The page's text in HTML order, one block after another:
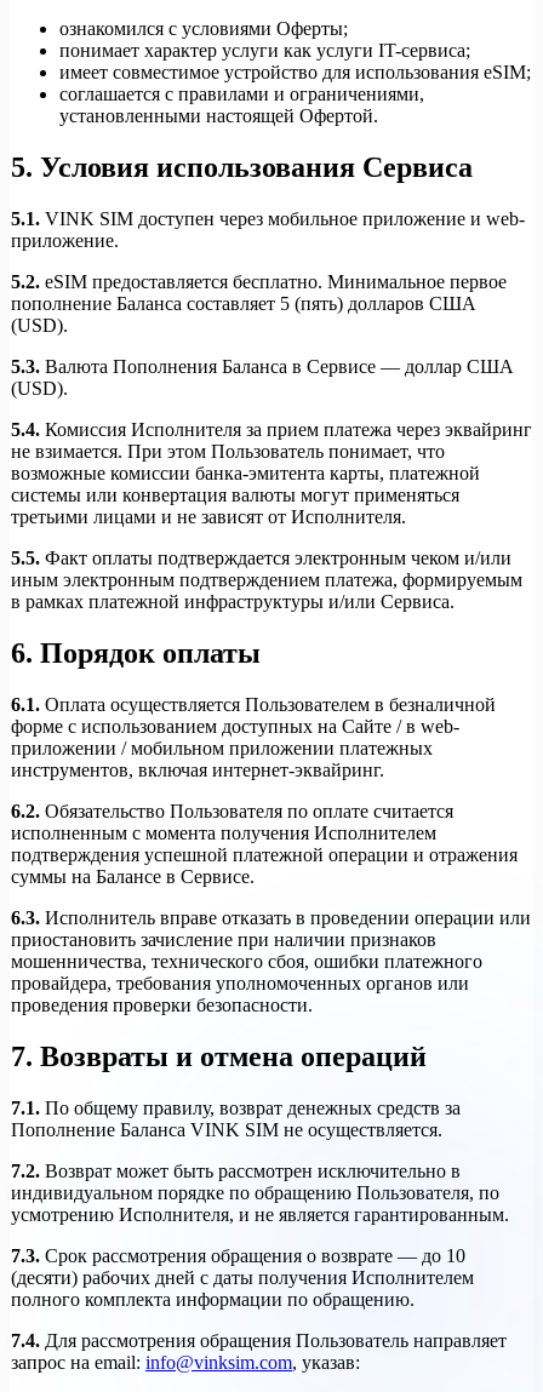
ознакомился с условиями Оферты;
понимает характер услуги как услуги IT-сервиса;
имеет совместимое устройство для использования eSIM;
соглашается с правилами и ограничениями,
установленными настоящей Офертой.
5. Условия использования Сервиса
5.1. VINK SIM доступен через мобильное приложение и web-
приложение.
5.2. eSIM предоставляется бесплатно. Минимальное первое
пополнение Баланса составляет 5 (пять) долларов США
(USD).
5.3. Валюта Пополнения Баланса в Сервисе — доллар США
(USD).
5.4. Комиссия Исполнителя за прием платежа через эквайринг
не взимается. При этом Пользователь понимает, что
возможные комиссии банка-эмитента карты, платежной
системы или конвертация валюты могут применяться
третьими лицами и не зависят от Исполнителя.
5.5. Факт оплаты подтверждается электронным чеком и/или
иным электронным подтверждением платежа, формируемым
в рамках платежной инфраструктуры и/или Сервиса.
6. Порядок оплаты
6.1. Оплата осуществляется Пользователем в безналичной
форме с использованием доступных на Сайте / в web-
приложении / мобильном приложении платежных
инструментов, включая интернет-эквайринг.
6.2. Обязательство Пользователя по оплате считается
исполненным с момента получения Исполнителем
подтверждения успешной платежной операции и отражения
суммы на Балансе в Сервисе.
6.3. Исполнитель вправе отказать в проведении операции или
приостановить зачисление при наличии признаков
мошенничества, технического сбоя, ошибки платежного
провайдера, требования уполномоченных органов или
проведения проверки безопасности.
7. Возвраты и отмена операций
7.1. По общему правилу, возврат денежных средств за
Пополнение Баланса VINK SIM не осуществляется.
7.2. Возврат может быть рассмотрен исключительно в
индивидуальном порядке по обращению Пользователя, по
усмотрению Исполнителя, и не является гарантированным.
7.3. Срок рассмотрения обращения о возврате — до 10
(десяти) рабочих дней с даты получения Исполнителем
полного комплекта информации по обращению.
7.4. Для рассмотрения обращения Пользователь направляет
запрос на email: info@vinksim.com, указав: